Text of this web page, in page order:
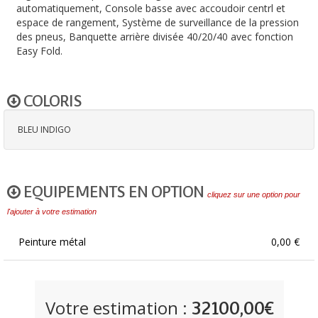
automatiquement, Console basse avec accoudoir centrl et
espace de rangement, Système de surveillance de la pression
des pneus, Banquette arrière divisée 40/20/40 avec fonction
Easy Fold.
COLORIS
BLEU INDIGO
EQUIPEMENTS EN OPTION cliquez sur une option pour
l'ajouter à votre estimation
Peinture métal 0,00 €
Votre estimation : 32100,00€